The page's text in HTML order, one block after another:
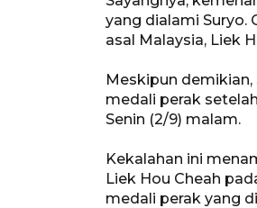
yang dialami
asal Malaysia, Liek
Meskipun
medali perak
Senin (2/9) malam.
Kekalahan ini
Liek Hou Cheah
medali perak yang